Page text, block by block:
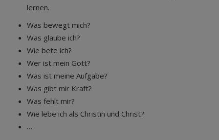
lernen.
Was bewegt mich?
Was glaube ich?
Wie bete ich?
Wer ist mein Gott?
Was ist meine Aufgabe?
Was gibt mir Kraft?
Was fehlt mir?
Wie lebe ich als Christin und Christ?
…